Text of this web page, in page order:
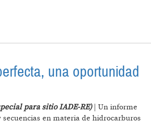
DE TRAZAR UN CAMINO PROPIO
una oportunidad
para sitio IADE-RE)| Un informe
secuencias en materia de hidrocarburos